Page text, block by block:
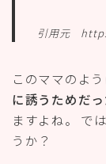
引用元
このママのよう
に誘うためだっ
ますよね。 で
うか？